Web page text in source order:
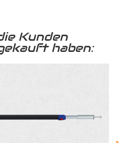
Kunden
haben: